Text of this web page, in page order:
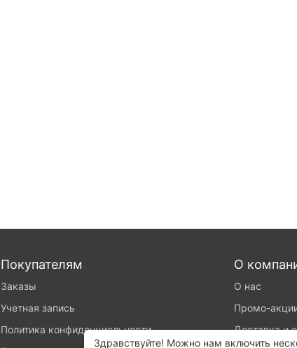
Покупателям
Заказы
Учетная запись
Политика конфиденциальности
О
О нас
Промо-
Доставка и
Здравствуйте! Можно нам включить